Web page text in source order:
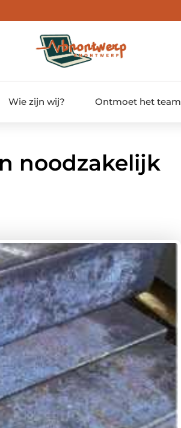
Wie zijn wij? Ontmoet het team
noodzakelijk